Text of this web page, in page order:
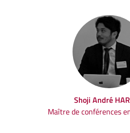
Shoji André
Maître de conférences